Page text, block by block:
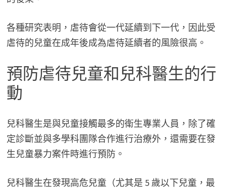
各種研究表明，虐待會從一代延續到下一代，因此受
虐待的兒童在成年後成為虐待延續者的風險很高。
預防虐待兒童和兒科醫生的行
動
兒科醫生是與兒童接觸最多的衛生專業人員，除了確
定診斷並與多學科團隊合作進行治療外，還需要在發
生兒童暴力案件時進行預防。
兒科醫生在發現高危兒童（尤其是 5 歲以下兒童，最